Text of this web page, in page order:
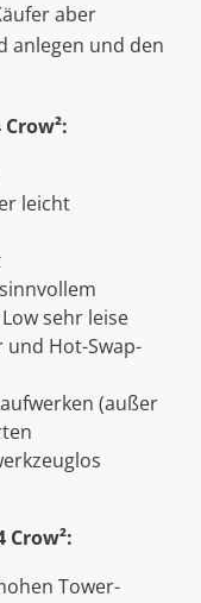
aber
anlegen und den
Crow²:
leicht
sehr leise
und Hot-Swap-
(außer
Crow²:
Tower-